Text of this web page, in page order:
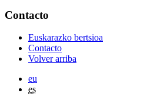
Contacto
Euskarazko bertsioa
Contacto
Volver arriba
eu
es